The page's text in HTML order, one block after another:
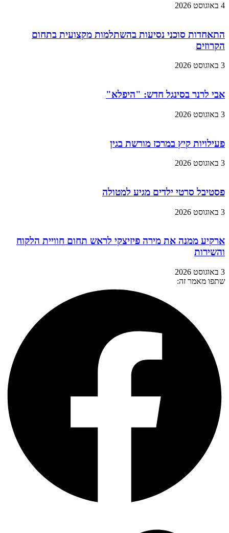
4 באוגוסט 2026
התאחדות סוכני נסיעות בהשתלמות מקצועית בתחום
הקרוזים
3 באוגוסט 2026
אבי לרנר בסינגל חדש: "היפלא"
3 באוגוסט 2026
פעילויות קיץ במרכז מורשת בגין
3 באוגוסט 2026
פסטיבל סרטי ילדים מגיע למטולה
3 באוגוסט 2026
ארקיע ממנה את מירה פיזיצקי לראש תחום חוויית הלקוח
והשירות
3 באוגוסט 2026
שתפו מאמר זה: